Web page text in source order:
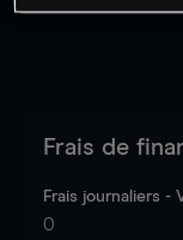
Frais de
Frais journaliers -
0